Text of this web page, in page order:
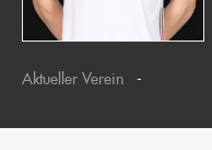
Aktueller Verein -